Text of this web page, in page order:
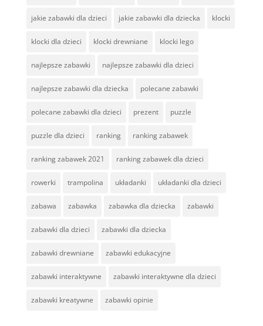
jakie zabawki dla dzieci jakie zabawki dla dziecka klocki
klocki dla dzieci klocki drewniane klocki lego
najlepsze zabawki najlepsze zabawki dla dzieci
najlepsze zabawki dla dziecka polecane zabawki
polecane zabawki dla dzieci prezent puzzle
puzzle dla dzieci ranking ranking zabawek
ranking zabawek 2021 ranking zabawek dla dzieci
rowerki trampolina układanki układanki dla dzieci
zabawa zabawka zabawka dla dziecka zabawki
zabawki dla dzieci zabawki dla dziecka
zabawki drewniane zabawki edukacyjne
zabawki interaktywne zabawki interaktywne dla dzieci
zabawki kreatywne zabawki opinie